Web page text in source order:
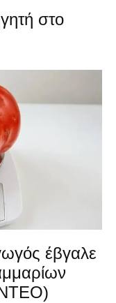
στο
έβγαλε